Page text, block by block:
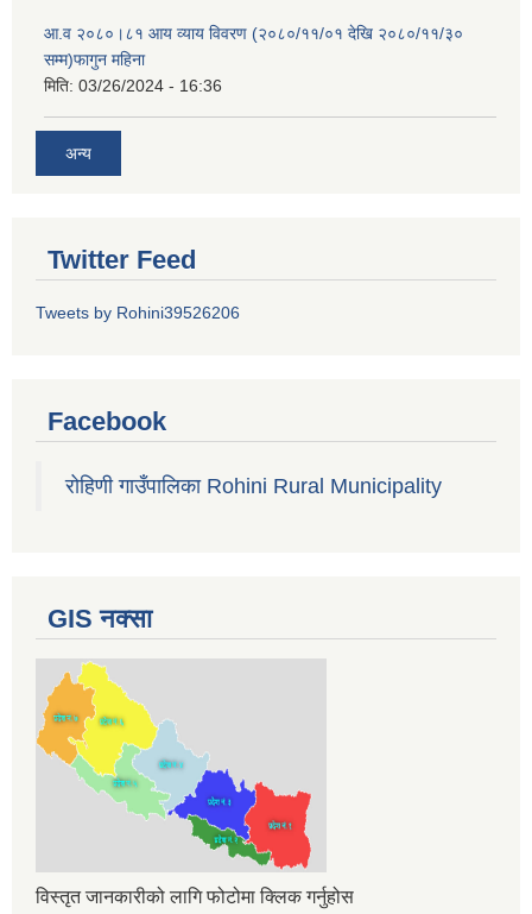
आ.व २०८०।८१ आय व्याय विवरण (२०८०/११/०१ देखि २०८०/११/३०
सम्म)फागुन महिना
मिति: 03/26/2024 - 16:36
अन्य
Twitter Feed
Tweets by Rohini39526206
Facebook
रोहिणी गाउँपालिका Rohini Rural Municipality
GIS नक्सा
विस्तृत जानकारीको लागि फोटोमा क्लिक गर्नुहोस